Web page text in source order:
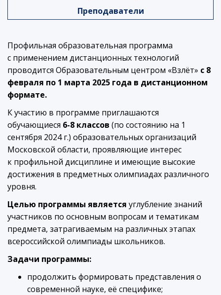
Преподаватели
Профильная образовательная программа
с применением дистанционных технологий
проводится Образовательным центром «Взлёт» c 8
февраля по 1 марта 2025 года в дистанционном
формате.
К участию в программе приглашаются
обучающиеся 6-8 классов (по состоянию на 1
сентября 2024 г.) образовательных организаций
Московской области, проявляющие интерес
к профильной дисциплине и имеющие высокие
достижения в предметных олимпиадах различного
уровня.
Целью программы является углубление знаний
участников по основным вопросам и тематикам
предмета, затрагиваемым на различных этапах
всероссийской олимпиады школьников.
Задачи программы:
продолжить формировать представления о
современной науке, её специфике;